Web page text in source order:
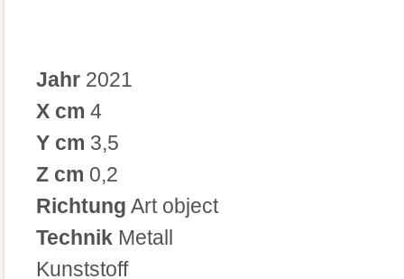
Jahr 2021
X cm 4
Y cm 3,5
Z cm 0,2
Richtung Art object
Technik Metall
Kunststoff